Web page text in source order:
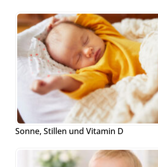
Sonne, Stillen und Vitamin D